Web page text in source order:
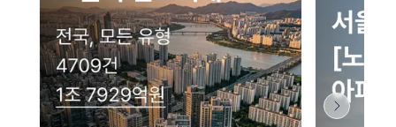
네이버 지도 연결 안내
현재 네이버 지도 연결이 원활하지 않아 지도를 불러올 수 없습니다.
이용에 불편을 드려 죄송합니다.